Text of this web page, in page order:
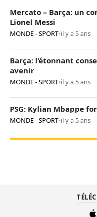
Mercato – Barça: un
Lionel Messi
MONDE - SPORT•il y a 5 ans
Barça: l’étonnant
avenir
MONDE - SPORT•il y a 5 ans
PSG: Kylian Mbappe
MONDE - SPORT•il y a 5 ans